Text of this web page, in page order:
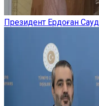
Президент Ердоған